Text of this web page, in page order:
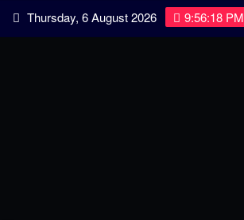
Skip Thursday, 6 August 2026 9:56:18 PM